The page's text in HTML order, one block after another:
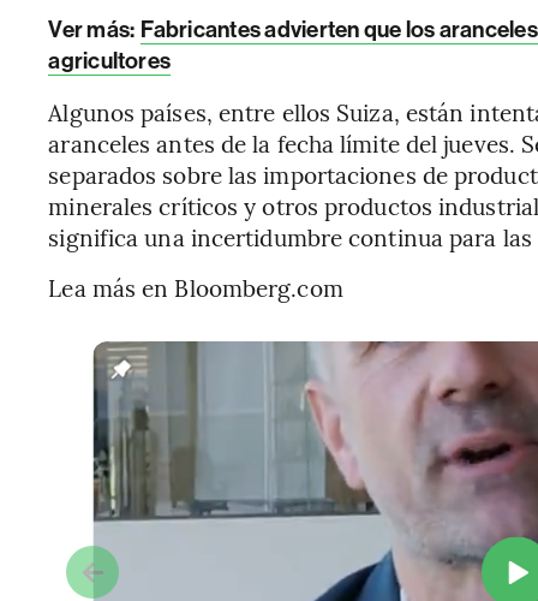
Ver más: Fabricantes advierten que los
agricultores
Algunos países, entre ellos Suiza, están
aranceles antes de la fecha límite del jueves.
separados sobre las importaciones de
minerales críticos y otros productos
significa una incertidumbre continua para las
Lea más en Bloomberg.com